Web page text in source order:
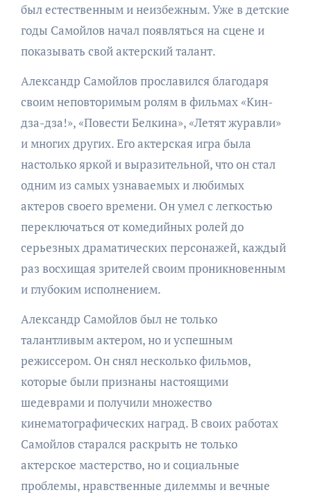
был естественным и неизбежным. Уже в детские
годы Самойлов начал появляться на сцене и
показывать свой актерский талант.
Александр Самойлов прославился благодаря
своим неповторимым ролям в фильмах «Кин-
дза-дза!», «Повести Белкина», «Летят журавли»
и многих других. Его актерская игра была
настолько яркой и выразительной, что он стал
одним из самых узнаваемых и любимых
актеров своего времени. Он умел с легкостью
переключаться от комедийных ролей до
серьезных драматических персонажей, каждый
раз восхищая зрителей своим проникновенным
и глубоким исполнением.
Александр Самойлов был не только
талантливым актером, но и успешным
режиссером. Он снял несколько фильмов,
которые были признаны настоящими
шедеврами и получили множество
кинематографических наград. В своих работах
Самойлов старался раскрыть не только
актерское мастерство, но и социальные
проблемы, нравственные дилеммы и вечные